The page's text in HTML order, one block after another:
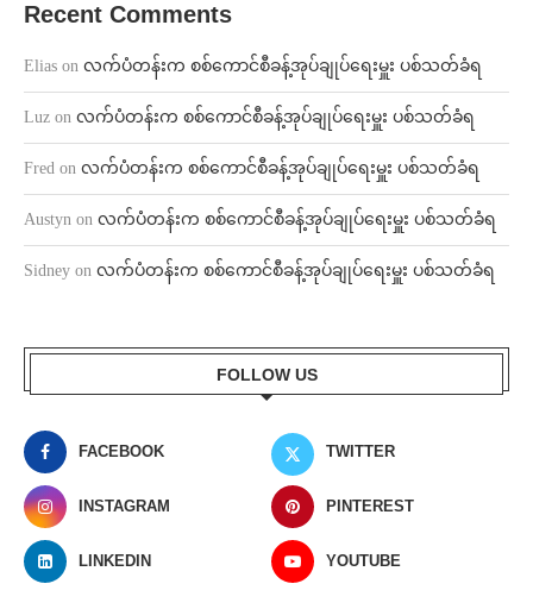
Recent Comments
Elias on လက်ပံတန်းက စစ်ကောင်စီခန့်အုပ်ချုပ်ရေးမှူး ပစ်သတ်ခံရ
Luz on လက်ပံတန်းက စစ်ကောင်စီခန့်အုပ်ချုပ်ရေးမှူး ပစ်သတ်ခံရ
Fred on လက်ပံတန်းက စစ်ကောင်စီခန့်အုပ်ချုပ်ရေးမှူး ပစ်သတ်ခံရ
Austyn on လက်ပံတန်းက စစ်ကောင်စီခန့်အုပ်ချုပ်ရေးမှူး ပစ်သတ်ခံရ
Sidney on လက်ပံတန်းက စစ်ကောင်စီခန့်အုပ်ချုပ်ရေးမှူး ပစ်သတ်ခံရ
FOLLOW US
FACEBOOK TWITTER
INSTAGRAM PINTEREST
LINKEDIN YOUTUBE